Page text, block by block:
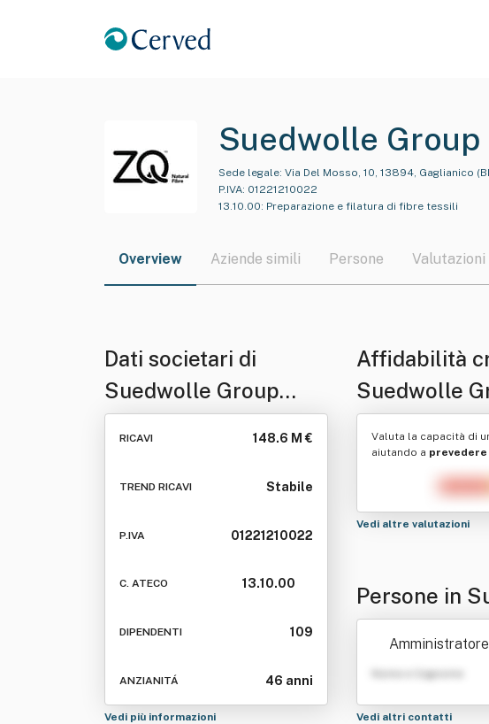
Suedwolle
Sede legale: Via Del Mosso, 10, 13894, Gaglianico
P.IVA: 01221210022
13.10.00: Preparazione e filatura di fibre tessili
Overview Aziende simili Persone Valutazioni
Dati societari di
Suedwolle Group
Italia Spa
RICAVI 148.6 M €
TREND RICAVI Stabile
P.IVA 01221210022
C. ATECO 13.10.00
DIPENDENTI 109
ANZIANITÁ 46 anni
Vedi più informazioni
Affidabilità
Suedwolle
Valuta la capacità di
aiutando a prevedere
Vedi altre valutazioni
Persone in
Nome e Cognome
Vedi altri contatti